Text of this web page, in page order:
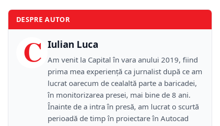
DESPRE AUTOR
C Iulian Luca
Am venit la Capital în vara anului 2019, fiind
prima mea experiență ca jurnalist după ce am
lucrat oarecum de cealaltă parte a baricadei,
în monitorizarea presei, mai bine de 8 ani.
Înainte de a intra în presă, am lucrat o scurtă
perioadă de timp în proiectare în Autocad